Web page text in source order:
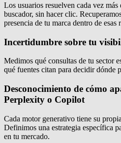
Los usuarios resuelven cada vez
buscador, sin hacer clic.
presencia de tu marca dentro de esas
Incertidumbre sobre tu
Medimos qué consultas de tu sector
qué fuentes citan para decidir dónde
Desconocimiento de cómo
Perplexity o Copilot
Cada motor generativo tiene su
Definimos una estrategia específica
en tu mercado.